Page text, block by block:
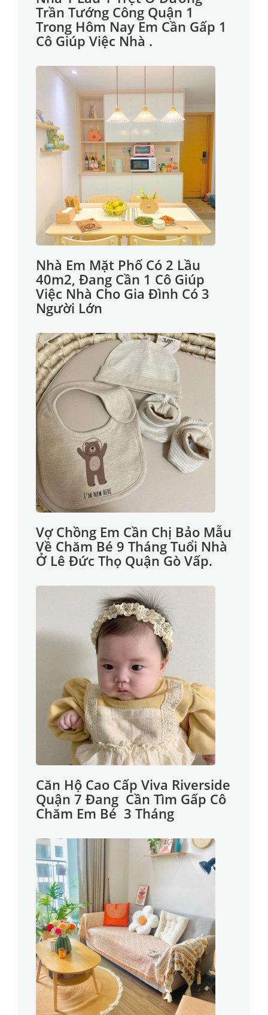
Trần Tướng Công Quận 1
Trong Hôm Nay Em Cần Gấp 1
Cô Giúp Việc Nhà .
Nhà Em Mặt Phố Có 2 Lầu
40m2, Đang Cần 1 Cô Giúp
Việc Nhà Cho Gia Đình Có 3
Người Lớn
Vợ Chồng Em Cần Chị Bảo Mẫu
Về Chăm Bé 9 Tháng Tuổi Nhà
Ở Lê Đức Thọ Quận Gò Vấp.
Căn Hộ Cao Cấp Viva Riverside
Quận 7 Đang Cần Tìm Gấp Cô
Chăm Em Bé 3 Tháng